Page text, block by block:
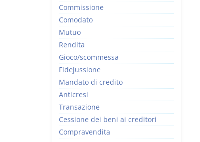
Commissione
Comodato
Mutuo
Rendita
Gioco/scommessa
Fidejussione
Mandato di credito
Anticresi
Transazione
Cessione dei beni ai creditori
Compravendita